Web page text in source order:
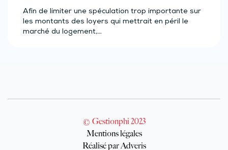
Afin de limiter une spéculation trop importante sur
les montants des loyers qui mettrait en péril le
marché du logement,…
© Gestionphi 2023
Mentions légales
Réalisé par Adveris